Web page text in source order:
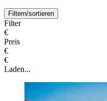
Filtern/sortieren
Filter
€
Preis
€
€
Laden...